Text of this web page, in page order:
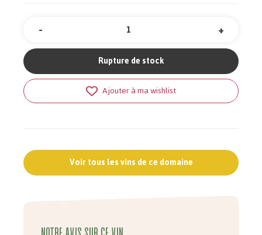
Quantité +
-
Rupture de stock
Ajouter à ma wishlist
Voir tous les vins de ce domaine